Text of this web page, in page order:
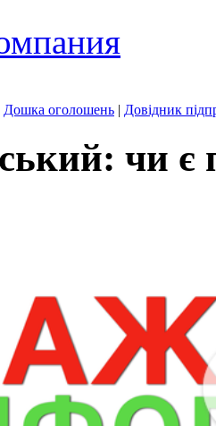
Дошка оголошень | Довідник
чи є